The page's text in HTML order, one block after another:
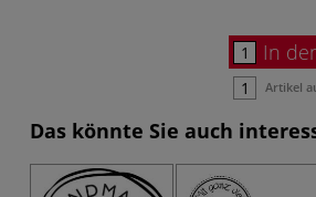
In
Artikel
Das könnte Sie auch